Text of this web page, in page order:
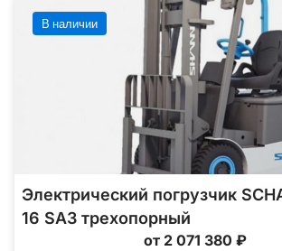
В наличии
Электрический погрузчик
16 SA3 трехопорный
от 2 071 380 ₽